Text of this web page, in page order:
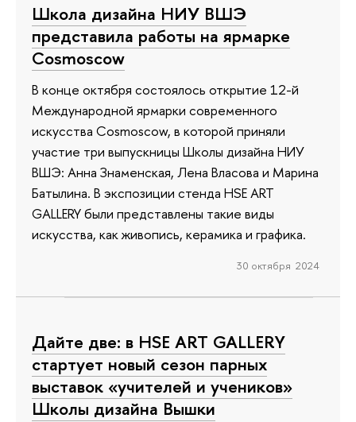
Школа дизайна НИУ ВШЭ
представила работы на ярмарке
Cosmoscow
В конце октября состоялось открытие 12-й
Международной ярмарки современного
искусства Cosmoscow, в которой приняли
участие три выпускницы Школы дизайна НИУ
ВШЭ: Анна Знаменская, Лена Власова и Марина
Батылина. В экспозиции стенда HSE ART
GALLERY были представлены такие виды
искусства, как живопись, керамика и графика.
30 октября 2024
Дайте две: в HSE ART GALLERY
стартует новый сезон парных
выставок «учителей и учеников»
Школы дизайна Вышки